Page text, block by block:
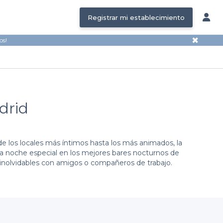
Registrar mi establecimiento
✖
los locales más íntimos hasta los más animados, la
noche especial en los mejores bares nocturnos de
con amigos o compañeros de trabajo.
plataforma te conecta con una amplia variedad de
explorar diferentes opciones, desde bares de